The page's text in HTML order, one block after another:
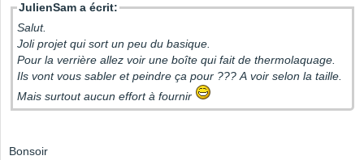
JulienSam a écrit:
Salut.
Joli projet qui sort un peu du basique.
Pour la verrière allez voir une boîte qui fait de thermolaquage.
Ils vont vous sabler et peindre ça pour ??? A voir selon la taille.
Mais surtout aucun effort à fournir
Bonsoir